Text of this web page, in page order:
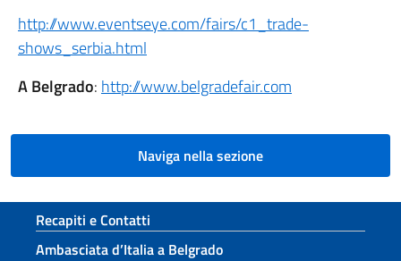
http://www.eventseye.com/fairs/c1_trade-
shows_serbia.html
A Belgrado: http://www.belgradefair.com
Naviga nella sezione
Sezione footer
Recapiti e Contatti
Ambasciata d’Italia a Belgrado